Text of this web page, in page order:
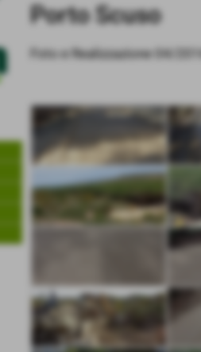
Porto Scuso
Foto e Realizzazione 04/2016